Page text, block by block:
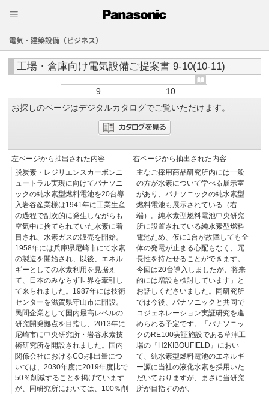
電気・建築設備（ビジネス）
工場・倉庫向け電気設備ご提案書 9-10(10-11)
9
10
お探しのページはデジタルカタログでご覧いただけます。
左ページから抽出された内容
脱炭素・レジリエンスカーボンニ
ュートラル実現に向けてパナソニ
ックの純水素型燃料電池を20台導
入岩谷産業様は1941年に工業生産
の過程で副次的に発生しながらも
空気中に捨てられていた水素に着
目され、水素ガスの販売を開始。
1958年には兵庫県尼崎市にて水素
の製造を開始され、以後、エネル
ギーとしての水素利用を見据え
て、日本のみならず世界を牽引し
て来られました。1987年には技術
センターを滋賀県守山市に開設。
民間企業として国内最高レベルの
研究開発拠点を目指し、2013年に
尼崎市に中央研究所・岩谷水素技
術研究所を開設されました。国内
関係会社におけるCO₂排出量につ
いては、2030年度に2019年度比で
50％削減することを掲げています
が、同研究所においては、100％削
右ページから抽出された内容
主なご採用商品研究所内には一般
の方が水素について学べる展示室
があり、パナソニックの純水素型
燃料電池も展示されている（右
端）。純水素型燃料電池中央研究
所に設置されている純水素型燃料
電池ため、仮に1台が故障しても全
体の発電が止まる心配もなく、冗
長性を持たせることができます。
今回は20台導入しましたが、将来
的には増設も検討しています」と
お話しくださいました。同研究所
では今後、パナソニックと共同で
コジェネレーション実証研究を進
められる予定です。「パナソニッ
クのRE100実証施設である草津工
場の『H2KIBOUFIELD』におい
て、純水素型燃料電池のエネルギ
ー源に当社の液化水素を採用いた
だいておりますが、まさに当研究
所が目指すのが、